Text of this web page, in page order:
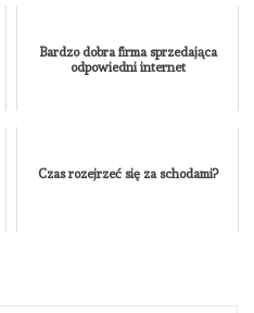
Bardzo dobra firma sprzedająca
odpowiedni internet
Czas rozejrzeć się za schodami?